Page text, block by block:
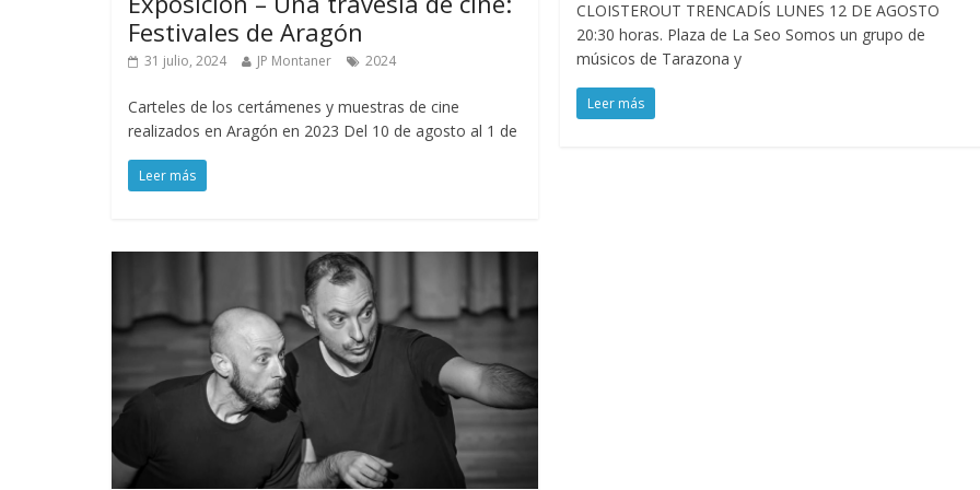
Festivales de Aragón
31 julio, 2024 JP Montaner 2024
Carteles de los certámenes y muestras de cine
realizados en Aragón en 2023 Del 10 de agosto al 1 de
Leer más
CLOISTEROUT TRENCADÍS LUNES 12 DE AGOSTO
20:30 horas. Plaza de La Seo Somos un grupo de
músicos de Tarazona y
Leer más